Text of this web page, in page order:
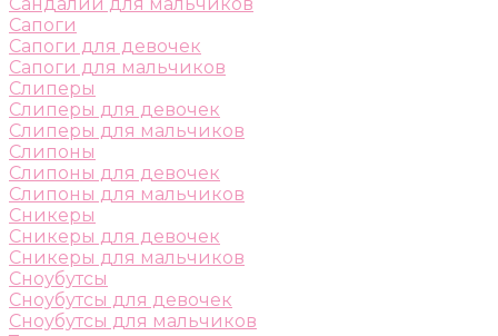
Сапоги
Сапоги для девочек
Сапоги для мальчиков
Слиперы
Слиперы для девочек
Слиперы для мальчиков
Слипоны
Слипоны для девочек
Слипоны для мальчиков
Сникеры
Сникеры для девочек
Сникеры для мальчиков
Сноубутсы
Сноубутсы для девочек
Сноубутсы для мальчиков